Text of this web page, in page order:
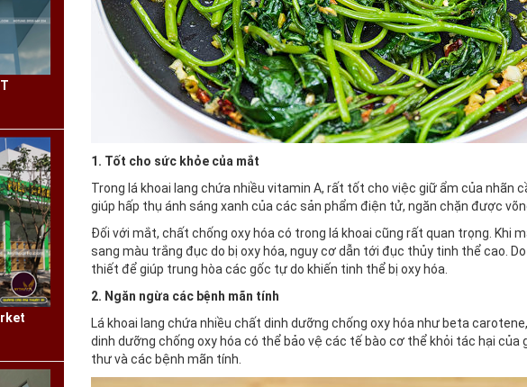
1. Tốt cho sức khỏe của mắt
Trong lá khoai lang chứa nhiều vitamin A, rất tốt cho việc giữ ẩm của nhãn
giúp hấp thụ ánh sáng xanh của các sản phẩm điện tử, ngăn chặn được
Đối với mắt, chất chống oxy hóa có trong lá khoai cũng rất quan trọng.
sang màu trắng đục do bị oxy hóa, nguy cơ dẫn tới đục thủy tinh thể cao.
thiết để giúp trung hòa các gốc tự do khiến tinh thể bị oxy hóa.
2. Ngăn ngừa các bệnh mãn tính
Lá khoai lang chứa nhiều chất dinh dưỡng chống oxy hóa như beta
dinh dưỡng chống oxy hóa có thể bảo vệ các tế bào cơ thể khỏi tác hại
thư và các bệnh mãn tính.